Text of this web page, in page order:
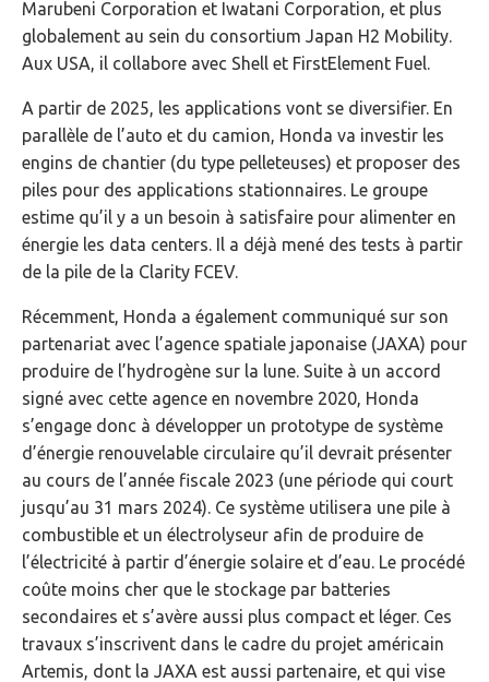
Marubeni Corporation et Iwatani Corporation, et plus
globalement au sein du consortium Japan H2 Mobility.
Aux USA, il collabore avec Shell et FirstElement Fuel.
A partir de 2025, les applications vont se diversifier. En
parallèle de l’auto et du camion, Honda va investir les
engins de chantier (du type pelleteuses) et proposer des
piles pour des applications stationnaires. Le groupe
estime qu’il y a un besoin à satisfaire pour alimenter en
énergie les data centers. Il a déjà mené des tests à partir
de la pile de la Clarity FCEV.
Récemment, Honda a également communiqué sur son
partenariat avec l’agence spatiale japonaise (JAXA) pour
produire de l’hydrogène sur la lune. Suite à un accord
signé avec cette agence en novembre 2020, Honda
s’engage donc à développer un prototype de système
d’énergie renouvelable circulaire qu’il devrait présenter
au cours de l’année fiscale 2023 (une période qui court
jusqu’au 31 mars 2024). Ce système utilisera une pile à
combustible et un électrolyseur afin de produire de
l’électricité à partir d’énergie solaire et d’eau. Le procédé
coûte moins cher que le stockage par batteries
secondaires et s’avère aussi plus compact et léger. Ces
travaux s’inscrivent dans le cadre du projet américain
Artemis, dont la JAXA est aussi partenaire, et qui vise